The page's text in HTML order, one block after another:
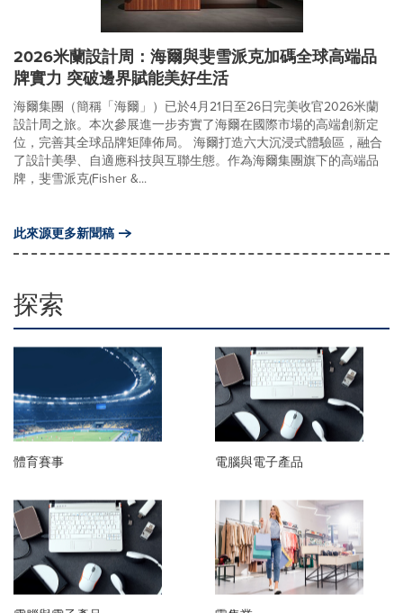
2026米蘭設計周：海爾與斐雪派克加碼全球高端品
牌實力 突破邊界賦能美好生活
海爾集團（簡稱「海爾」）已於4月21日至26日完美收官2026米蘭
設計周之旅。本次參展進一步夯實了海爾在國際市場的高端創新定
位，完善其全球品牌矩陣佈局。 海爾打造六大沉浸式體驗區，融合
了設計美學、自適應科技與互聯生態。作為海爾集團旗下的高端品
牌，斐雪派克(Fisher &...
此來源更多新聞稿
探索
體育賽事 電腦與電子產品